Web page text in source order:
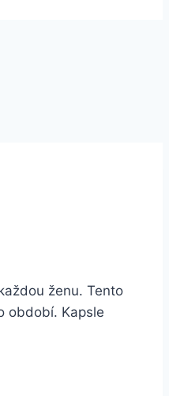
ženu. Tento
období. Kapsle